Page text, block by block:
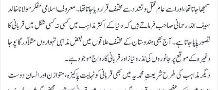
سمجھا جاتا تھا، اور اسے عام قتل و تشدد سے مختلف قرار دیا جاتا تھا۔ معروف اسلامی مفکر مولانا خالد
سیف اللہ رحمانی صاحب فرماتے ہیں کہ دنیا کے اکثر مذاہب میں کسی نہ کسی شکل میں قربانی کا
تصور پایا جاتا ہے۔ آج بھی ہندوستان کے مختلف علاقوں میں بعض مذہبی تہواروں مثلاً درگا پوجا
وغیرہ کے موقع پر جانوروں کی نذر و نیاز اور قربانی کا رواج موجود ہے۔
دیگر مذاہب کی طرح شریعتِ محمدیہ میں بھی قربانی کو نہایت پاکیزہ، متوازن اور انسان دوست